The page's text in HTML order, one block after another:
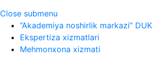
Close submenu
“Akademiya noshirlik markazi” DUK
Ekspertiza xizmatlari
Mehmonxona xizmati